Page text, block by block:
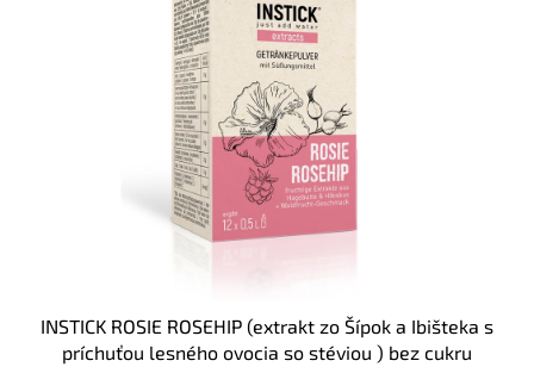
INSTICK ROSIE ROSEHIP (extrakt zo Šípok a Ibišteka s
príchuťou lesného ovocia so stéviou ) bez cukru